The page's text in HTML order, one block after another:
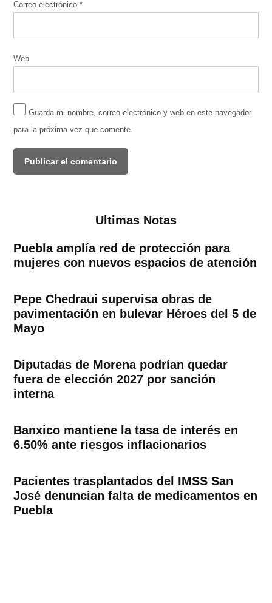
Correo electrónico*
Web
Guarda mi nombre, correo electrónico y web en este navegador
para la próxima vez que comente.
Ultimas Notas
Puebla amplía red de protección para
mujeres con nuevos espacios de atención
Pepe Chedraui supervisa obras de
pavimentación en bulevar Héroes del 5 de
Mayo
Diputadas de Morena podrían quedar
fuera de elección 2027 por sanción
interna
Banxico mantiene la tasa de interés en
6.50% ante riesgos inflacionarios
Pacientes trasplantados del IMSS San
José denuncian falta de medicamentos en
Puebla